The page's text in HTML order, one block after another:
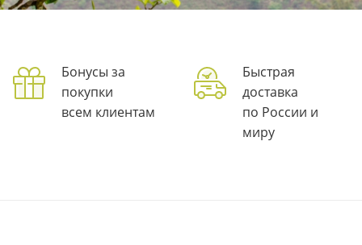
Бонусы за
покупки
всем клиентам
Быстрая
доставка
по России и
миру